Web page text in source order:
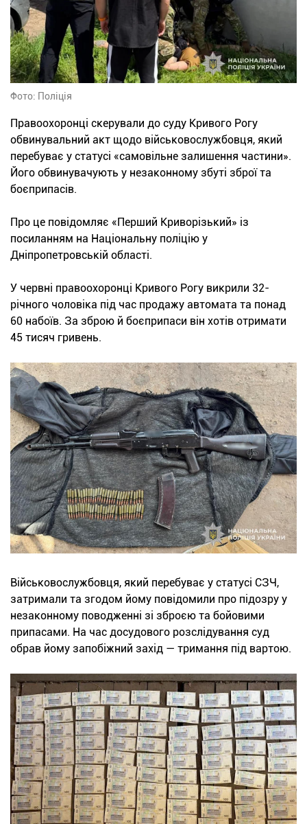
Фото: Поліція
Правоохоронці скерували до суду Кривого Рогу
обвинувальний акт щодо військовослужбовця, який
перебуває у статусі «самовільне залишення частини».
Його обвинувачують у незаконному збуті зброї та
боєприпасів.
Про це повідомляє «Перший Криворізький» із
посиланням на Національну поліцію у
Дніпропетровській області.
У червні правоохоронці Кривого Рогу викрили 32-
річного чоловіка під час продажу автомата та понад
60 набоїв. За зброю й боєприпаси він хотів отримати
45 тисяч гривень.
Військовослужбовця, який перебуває у статусі СЗЧ,
затримали та згодом йому повідомили про підозру у
незаконному поводженні зі зброєю та бойовими
припасами. На час досудового розслідування суд
обрав йому запобіжний захід — тримання під вартою.